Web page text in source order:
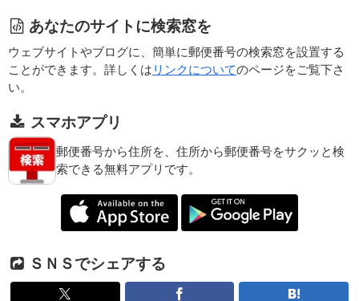
あなたのサイトに検索窓を
ウェブサイトやブログに、簡単に郵便番号の検索窓を設置する
ことができます。詳しくは リンクについてのページをご覧下さ
い。
スマホアプリ
郵便番号から住所を、住所から郵便番号をサクッと検
索できる無料アプリです。
ＳＮＳでシェアする